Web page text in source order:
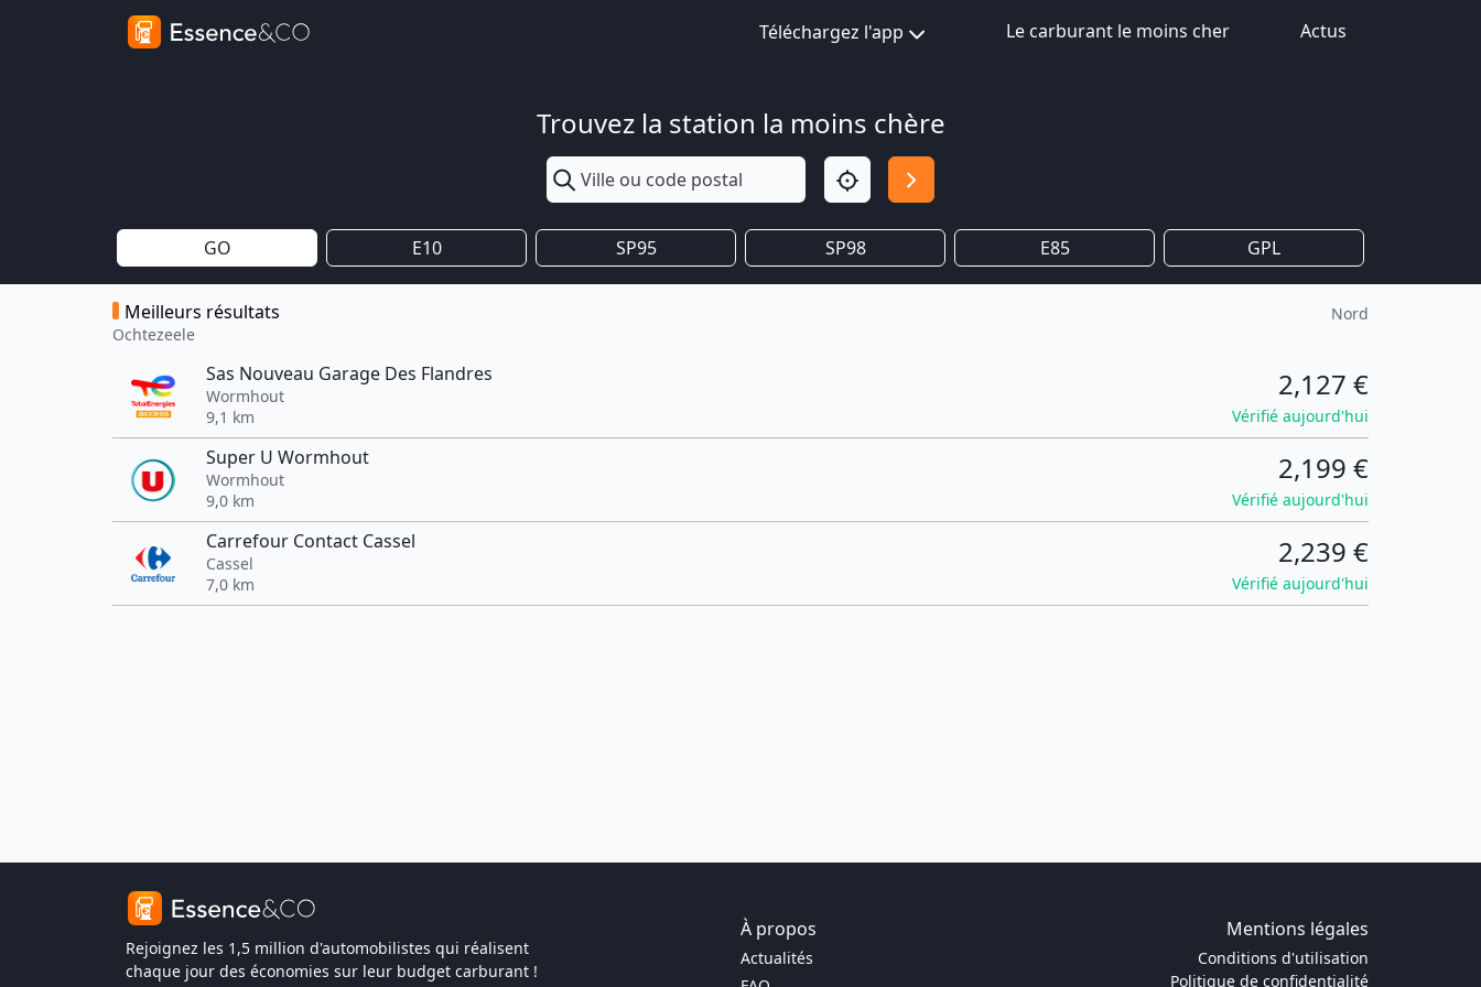
Téléchargez l'app Le carburant le moins cher Actus
Trouvez la station la moins chère
GO E10 SP95 SP98 E85 GPL
Meilleurs résultats
Ochtezeele
Nord
Sas Nouveau Garage Des Flandres
Wormhout
9,1 km
2,127 €
Vérifié aujourd'hui
Super U Wormhout
Wormhout
9,0 km
2,199 €
Vérifié aujourd'hui
Carrefour Contact Cassel
Cassel
7,0 km
2,239 €
Vérifié aujourd'hui
Rejoignez les 1,5 million d'automobilistes qui réalisent
chaque jour des économies sur leur budget carburant !
À propos Mentions légales
Actualités
Conditions d'utilisation
Politique de confidentialité